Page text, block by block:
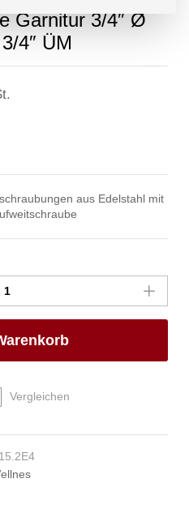
Garnitur 3/4″ Ø
4″ ÜM
aus Edelstahl mit
Vergleichen